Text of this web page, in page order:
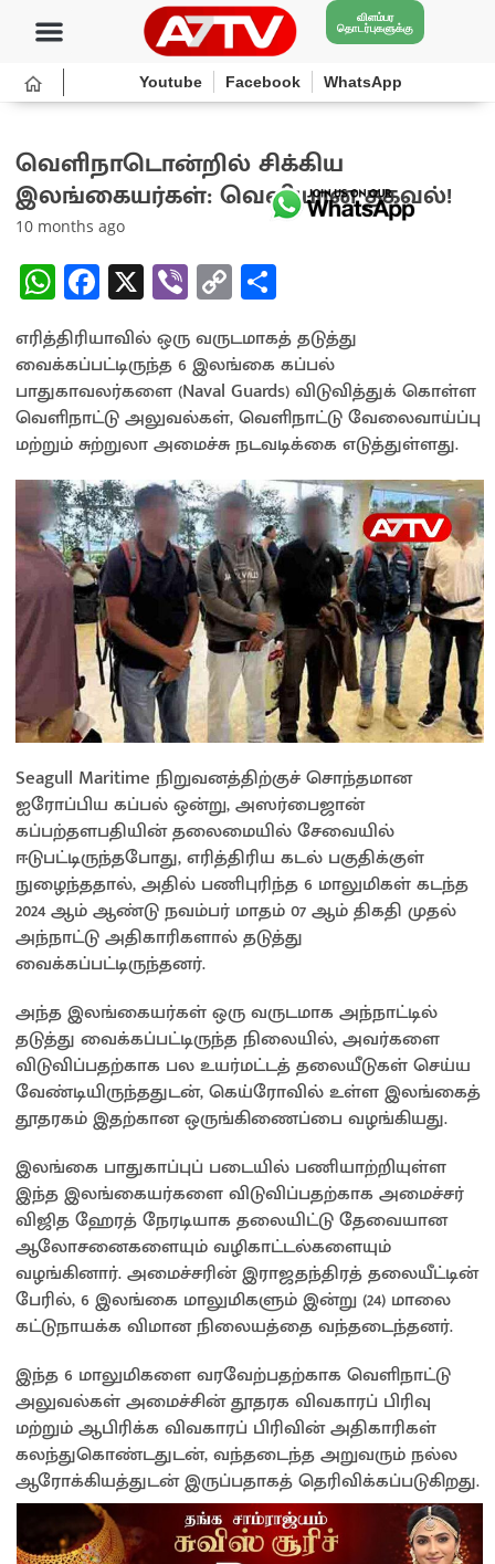
விளம்பர
தொடர்புகளுக்கு
Youtube Facebook WhatsApp
வெளிநாடொன்றில் சிக்கிய
இலங்கையர்கள்: வெளியான தகவல்!
10 months ago
W
h
at
sA
p
p
Fa
ce
b
o
o
k
X Vi
b
er
C
o
py
Li
n
k
h
ar
e
எரித்திரியாவில் ஒரு வருடமாகத் தடுத்து
வைக்கப்பட்டிருந்த 6 இலங்கை கப்பல்
பாதுகாவலர்களை (Naval Guards) விடுவித்துக் கொள்ள
வெளிநாட்டு அலுவல்கள், வெளிநாட்டு வேலைவாய்ப்பு
மற்றும் சுற்றுலா அமைச்சு நடவடிக்கை எடுத்துள்ளது.
Seagull Maritime நிறுவனத்திற்குச் சொந்தமான
ஐரோப்பிய கப்பல் ஒன்று, அஸர்பைஜான்
கப்பற்தளபதியின் தலைமையில் சேவையில்
ஈடுபட்டிருந்தபோது, எரித்திரிய கடல் பகுதிக்குள்
நுழைந்ததால், அதில் பணிபுரிந்த 6 மாலுமிகள் கடந்த
2024 ஆம் ஆண்டு நவம்பர் மாதம் 07 ஆம் திகதி முதல்
அந்நாட்டு அதிகாரிகளால் தடுத்து
வைக்கப்பட்டிருந்தனர்.
அந்த இலங்கையர்கள் ஒரு வருடமாக அந்நாட்டில்
தடுத்து வைக்கப்பட்டிருந்த நிலையில், அவர்களை
விடுவிப்பதற்காக பல உயர்மட்டத் தலையீடுகள் செய்ய
வேண்டியிருந்ததுடன், கெய்ரோவில் உள்ள இலங்கைத்
தூதரகம் இதற்கான ஒருங்கிணைப்பை வழங்கியது.
இலங்கை பாதுகாப்புப் படையில் பணியாற்றியுள்ள
இந்த இலங்கையர்களை விடுவிப்பதற்காக அமைச்சர்
விஜித ஹேரத் நேரடியாக தலையிட்டு தேவையான
ஆலோசனைகளையும் வழிகாட்டல்களையும்
வழங்கினார். அமைச்சரின் இராஜதந்திரத் தலையீட்டின்
பேரில், 6 இலங்கை மாலுமிகளும் இன்று (24) மாலை
கட்டுநாயக்க விமான நிலையத்தை வந்தடைந்தனர்.
இந்த 6 மாலுமிகளை வரவேற்பதற்காக வெளிநாட்டு
அலுவல்கள் அமைச்சின் தூதரக விவகாரப் பிரிவு
மற்றும் ஆபிரிக்க விவகாரப் பிரிவின் அதிகாரிகள்
கலந்துகொண்டதுடன், வந்தடைந்த அறுவரும் நல்ல
ஆரோக்கியத்துடன் இருப்பதாகத் தெரிவிக்கப்படுகிறது.